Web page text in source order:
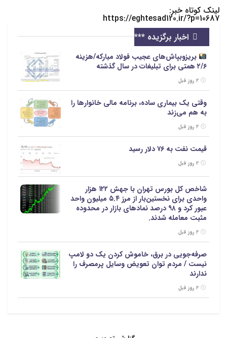
لینک کوتاه خبر:
https://eghtesad120.ir/?p=10687
اخبار برگزیده ***
بریزوبپاش‌های عجیب فولاد مبارکه/هزینه
۲/۶ همتی برای تبلیغات در سال گذشته
وقتی یک بیماری ساده، برنامه مالی خانوارها را
به هم می‌زند
قیمت نفت به ۷۶ دلار رسید
شاخص کل بورس تهران با جهش ۱۲۲ هزار
واحدی برای نخستین‌بار از مرز ۵.۴ میلیون واحد
عبور کرد و ۹۸ درصد نمادهای بازار در محدوده
مثبت معامله شدند.
صرفه‌جویی در برق، خاموش کردن یک دو لامپ
نیست / مردم توان تعویض وسایل پرمصرف را
ندارند